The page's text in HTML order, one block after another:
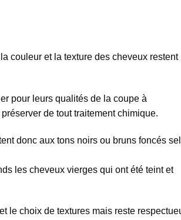
couleur et la texture des cheveux restent
pour leurs qualités de la coupe à
de tout traitement chimique.
donc aux tons noirs ou bruns foncés
les cheveux vierges qui ont été teint et
le choix de textures mais reste